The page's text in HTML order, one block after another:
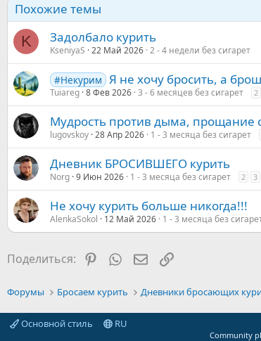
Похожие темы
K Задолбало курить
KseniyaS 22 Май 2026 2 - 4 недели без сигарет
#Некурим Я не хочу бросить, а
Tuiareg 8 Фев 2026 3 - 6 месяцев без сигарет 2
Мудрость против дыма, прощание
lugovskoy 28 Апр 2026 1 - 3 месяца без сигарет
Дневник БРОСИВШЕГО курить
Norg 9 Июн 2026 1 - 3 месяца без сигарет 2 3
Не хочу курить больше никогда!!!
AlenkaSokol 12 Май 2026 1 - 3 месяца без
Поделиться: PinterestWhatsApp
Электронная почта
Ссылка
Форумы Бросаем курить Дневники бросающих
Основной стиль RU
Community